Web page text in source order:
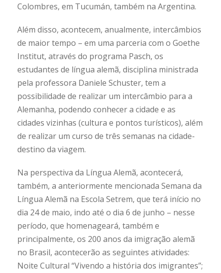
Colombres, em Tucumán, também na Argentina.
Além disso, acontecem, anualmente, intercâmbios
de maior tempo – em uma parceria com o Goethe
Institut, através do programa Pasch, os
estudantes de língua alemã, disciplina ministrada
pela professora Daniele Schuster, tem a
possibilidade de realizar um intercâmbio para a
Alemanha, podendo conhecer a cidade e as
cidades vizinhas (cultura e pontos turísticos), além
de realizar um curso de três semanas na cidade-
destino da viagem.
Na perspectiva da Língua Alemã, acontecerá,
também, a anteriormente mencionada Semana da
Língua Alemã na Escola Setrem, que terá início no
dia 24 de maio, indo até o dia 6 de junho – nesse
período, que homenageará, também e
principalmente, os 200 anos da imigração alemã
no Brasil, acontecerão as seguintes atividades:
Noite Cultural “Vivendo a história dos imigrantes”;